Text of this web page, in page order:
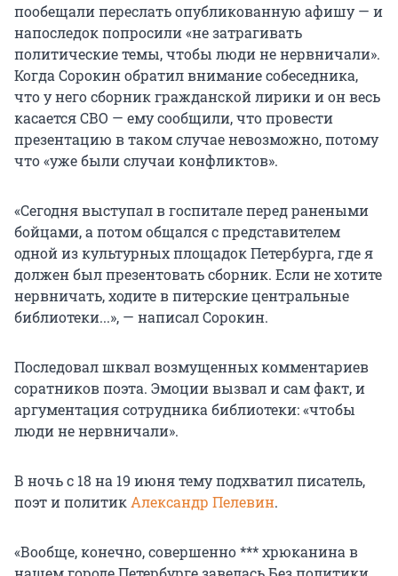
пообещали переслать опубликованную афишу — и
напоследок попросили «не затрагивать
политические темы, чтобы люди не нервничали».
Когда Сорокин обратил внимание собеседника,
что у него сборник гражданской лирики и он весь
касается СВО — ему сообщили, что провести
презентацию в таком случае невозможно, потому
что «уже были случаи конфликтов».
«Сегодня выступал в госпитале перед ранеными
бойцами, а потом общался с представителем
одной из культурных площадок Петербурга, где я
должен был презентовать сборник. Если не хотите
нервничать, ходите в питерские центральные
библиотеки...», — написал Сорокин.
Последовал шквал возмущенных комментариев
соратников поэта. Эмоции вызвал и сам факт, и
аргументация сотрудника библиотеки: «чтобы
люди не нервничали».
В ночь с 18 на 19 июня тему подхватил писатель,
поэт и политик Александр Пелевин.
«Вообще, конечно, совершенно *** хрюканина в